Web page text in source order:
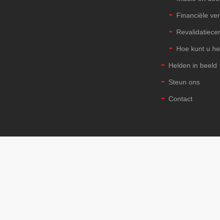
Financiële
Hoe kunt u
Helden in beeld
Steun ons
Contact